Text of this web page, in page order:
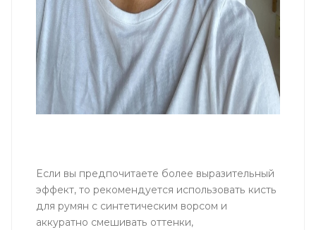
Если вы предпочитаете более выразительный
эффект, то рекомендуется использовать кисть
для румян с синтетическим ворсом и
аккуратно смешивать оттенки,